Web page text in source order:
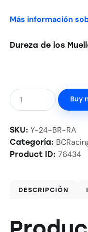
Más información
Dureza de los
Buy
SKU: Y-24-BR-RA
Categoría:
Product ID: 76434
DESCRIPCIÓN